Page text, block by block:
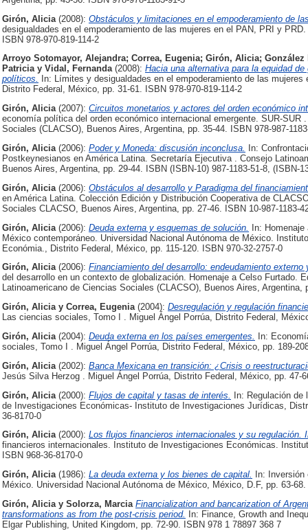
Girón, Alicia (2008): Obstáculos y limitaciones en el empoderamiento de
desigualdades en el empoderamiento de las mujeres en el PAN, PRI y
ISBN 978-970-819-114-2
Arroyo Sotomayor, Alejandra; Correa, Eugenia; Girón, Alicia; González
Patriciay Vidal, Fernanda (2008): Hacia una alternativa para la equidad
políticos.
In: Límites y desigualdades en el empoderamiento de las
Distrito Federal, México, pp. 31-61. ISBN 978-970-819-114-2
Girón, Alicia (2007): Circuitos monetarios y actores del orden económico
economía política del orden económico internacional emergente. SUR-SUR
Sociales (CLACSO), Buenos Aires, Argentina, pp. 35-44. ISBN 978-987-
Girón, Alicia (2006): Poder y Moneda: discusión inconclusa.
In:
Postkeynesianos en América Latina. Secretaría Ejecutiva . Consejo
Buenos Aires, Argentina, pp. 29-44. ISBN (ISBN-10) 987-1183-51-8, (ISBN-
Girón, Alicia (2006): Obstáculos al desarrollo y Paradigma del
en América Latina. Colección Edición y Distribución Cooperativa de
Sociales CLACSO, Buenos Aires, Argentina, pp. 27-46. ISBN 10-987-1183-
Girón, Alicia (2006): Deuda externa y esquemas de solución. In:
México contemporáneo. Universidad Nacional Autónoma de México.
Económia., Distrito Federal, México, pp. 115-120. ISBN 970-32-2757-0
Girón, Alicia (2006): Financiamiento del desarrollo: endeudamiento
del desarrollo en un contexto de globalización. Homenaje a Celso Furtado.
Latinoamericano de Ciencias Sociales (CLACSO), Buenos Aires, Argentina,
Girón, Aliciay Correa, Eugenia (2004): Desregulación y regulación
Las ciencias sociales, Tomo I . Miguel Ángel Porrúa, Distrito Federal,
Girón, Alicia (2004): Deuda externa en los países emergentes.
In:
sociales, Tomo I . Miguel Ángel Porrúa, Distrito Federal, México, pp. 189-
Girón, Alicia (2002): Banca Mexicana en transición: ¿Crisis o
Jesús Silva Herzog . Miguel Ángel Porrúa, Distrito Federal, México, pp. 47-
Girón, Alicia (2000): Flujos de capital y tasas de interés.
In: Regulación de
de Investigaciones Económicas- Instituto de Investigaciones Jurídicas,
36-8170-0
Girón, Alicia (2000): Los flujos financieros internacionales y su regulación.
financieros internacionales. Instituto de Investigaciones Económicas.
ISBN 968-36-8170-0
Girón, Alicia (1986): La deuda externa y los bienes de capital.
In:
México. Universidad Nacional Autónoma de México, México, D.F, pp. 63-
Girón, Aliciay Solorza, Marcia Financialization and bancarization of
transformations as from the post-crisis period.
In: Finance, Growth and
Elgar Publishing, United Kingdom, pp. 72-90. ISBN 978 1 78897 368 7